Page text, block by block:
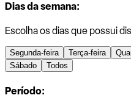
Dias da semana:
Escolha os dias que possui
Segunda-feira Terça-feira
Sábado
Todos
Período: